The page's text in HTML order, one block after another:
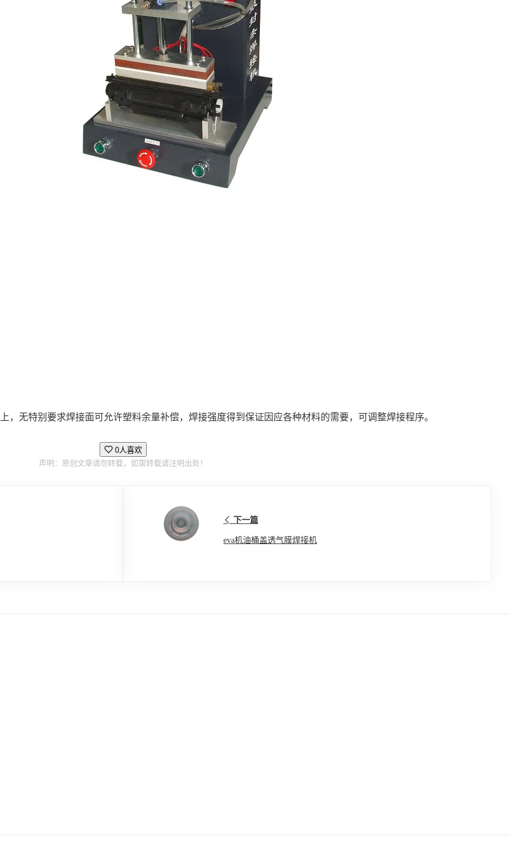
，无特别要求焊接面可允许塑料余量补偿，焊接强度得到保证因应各种材料的需要，可调整焊接程序。
0人喜欢
声明：原创文章请勿转载，如需转载请注明出处！
下一篇
eva机油桶盖透气膜焊接机